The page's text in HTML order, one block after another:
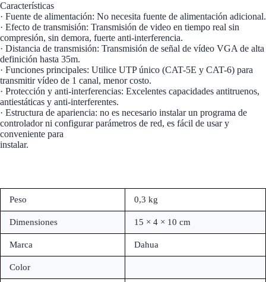
Características
· Fuente de alimentación: No necesita fuente de alimentación adicional.
· Efecto de transmisión: Transmisión de video en tiempo real sin
compresión, sin demora, fuerte anti-interferencia.
· Distancia de transmisión: Transmisión de señal de vídeo VGA de alta
definición hasta 35m.
· Funciones principales: Utilice UTP único (CAT-5E y CAT-6) para
transmitir vídeo de 1 canal, menor costo.
· Protección y anti-interferencias: Excelentes capacidades antitruenos,
antiestáticas y anti-interferentes.
· Estructura de apariencia: no es necesario instalar un programa de
controlador ni configurar parámetros de red, es fácil de usar y
conveniente para
instalar.
Peso 0,3 kg
Dimensiones 15 × 4 × 10 cm
Marca Dahua
Color